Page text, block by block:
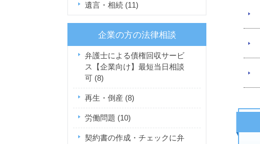
遺言・相続 (11)
企業の方の法律相談
弁護士による債権回収サービ
ス【企業向け】最短当日相談
可 (8)
再生・倒産 (8)
労働問題 (10)
契約書の作成・チェックに弁